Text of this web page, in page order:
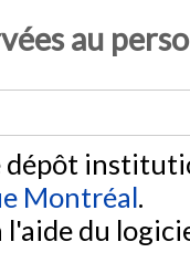
au
dépôt
Montréal.
l'aide du